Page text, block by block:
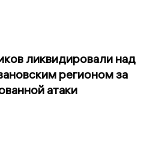
ликвидировали над
регионом за
атаки